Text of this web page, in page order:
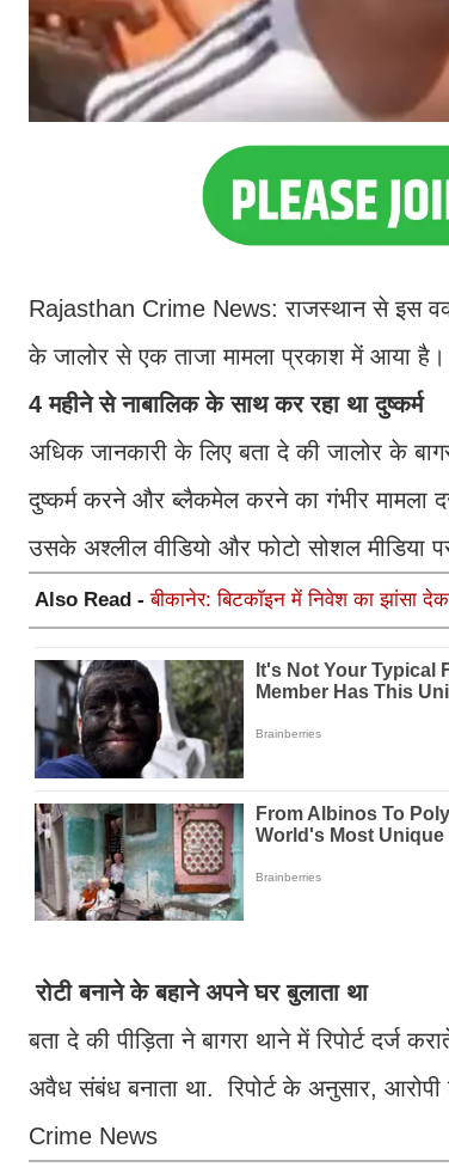
Rajasthan Crime News: राजस्थान से इस
के जालोर से एक ताजा मामला प्रकाश में आया
4 महीने से नाबालिक के साथ कर रहा था दुष्कर्म
अधिक जानकारी के लिए बता दे की जालोर के
दुष्कर्म करने और ब्लैकमेल करने का गंभीर मामला
उसके अश्लील वीडियो और फोटो सोशल
Also Read -बीकानेर: बिटकॉइन में निवेश का झांसा
रोटी बनाने के बहाने अपने घर बुलाता था
बता दे की पीड़िता ने बागरा थाने में रिपोर्ट दर्ज
अवैध संबंध बनाता था. रिपोर्ट के अनुसार,
Crime News